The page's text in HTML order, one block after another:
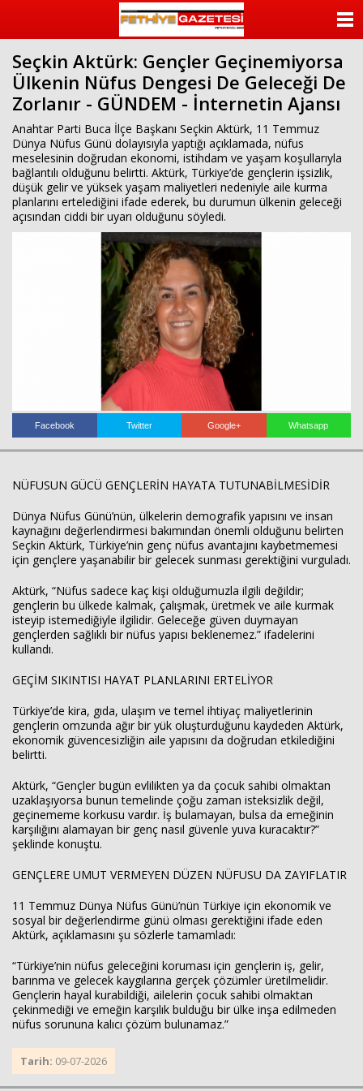
beylikdüzü
escort
bayan
beylikdüzü
escort
bayan
escort
beylikdüzü
beylikdüzü
escort
Seçkin Aktürk: Gençler Geçinemiyorsa
Ülkenin Nüfus Dengesi De Geleceği De
Zorlanır - GÜNDEM - İnternetin Ajansı
Anahtar Parti Buca İlçe Başkanı Seçkin Aktürk, 11 Temmuz
Dünya Nüfus Günü dolayısıyla yaptığı açıklamada, nüfus
meselesinin doğrudan ekonomi, istihdam ve yaşam koşullarıyla
bağlantılı olduğunu belirtti. Aktürk, Türkiye’de gençlerin işsizlik,
düşük gelir ve yüksek yaşam maliyetleri nedeniyle aile kurma
planlarını ertelediğini ifade ederek, bu durumun ülkenin geleceği
açısından ciddi bir uyarı olduğunu söyledi.
Facebook Twitter Google+ Whatsapp
NÜFUSUN GÜCÜ GENÇLERİN HAYATA TUTUNABİLMESİDİR
Dünya Nüfus Günü’nün, ülkelerin demografik yapısını ve insan
kaynağını değerlendirmesi bakımından önemli olduğunu belirten
Seçkin Aktürk, Türkiye’nin genç nüfus avantajını kaybetmemesi
için gençlere yaşanabilir bir gelecek sunması gerektiğini vurguladı.
Aktürk, “Nüfus sadece kaç kişi olduğumuzla ilgili değildir;
gençlerin bu ülkede kalmak, çalışmak, üretmek ve aile kurmak
isteyip istemediğiyle ilgilidir. Geleceğe güven duymayan
gençlerden sağlıklı bir nüfus yapısı beklenemez.” ifadelerini
kullandı.
GEÇİM SIKINTISI HAYAT PLANLARINI ERTELİYOR
Türkiye’de kira, gıda, ulaşım ve temel ihtiyaç maliyetlerinin
gençlerin omzunda ağır bir yük oluşturduğunu kaydeden Aktürk,
ekonomik güvencesizliğin aile yapısını da doğrudan etkilediğini
belirtti.
Aktürk, “Gençler bugün evlilikten ya da çocuk sahibi olmaktan
uzaklaşıyorsa bunun temelinde çoğu zaman isteksizlik değil,
geçinememe korkusu vardır. İş bulamayan, bulsa da emeğinin
karşılığını alamayan bir genç nasıl güvenle yuva kuracaktır?”
şeklinde konuştu.
GENÇLERE UMUT VERMEYEN DÜZEN NÜFUSU DA ZAYIFLATIR
11 Temmuz Dünya Nüfus Günü’nün Türkiye için ekonomik ve
sosyal bir değerlendirme günü olması gerektiğini ifade eden
Aktürk, açıklamasını şu sözlerle tamamladı:
“Türkiye’nin nüfus geleceğini koruması için gençlerin iş, gelir,
barınma ve gelecek kaygılarına gerçek çözümler üretilmelidir.
Gençlerin hayal kurabildiği, ailelerin çocuk sahibi olmaktan
çekinmediği ve emeğin karşılık bulduğu bir ülke inşa edilmeden
nüfus sorununa kalıcı çözüm bulunamaz.”
Tarih: 09-07-2026
KATEGORİLER
YAZARLAR
ANKETLER
FOTO GALERİ
KÜNYE